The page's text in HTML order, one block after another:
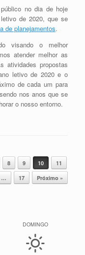
no dia de hoje
de 2020, que se
de planejamentos.
visando o melhor
atender melhor as
atividades propostas
letivo de 2020 e o
de cada um para
nos anos que se
o nosso entorno.
8 9 10
11
… 17 Próximo »
DOMINGO